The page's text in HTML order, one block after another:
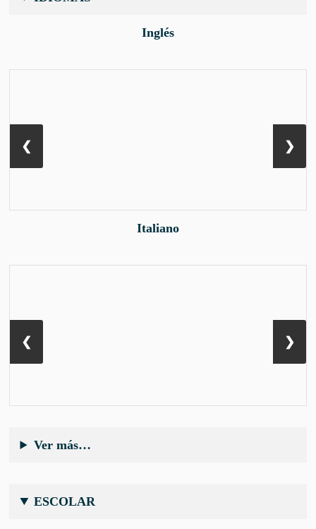
Inglés
❮ ❯
Italiano
❮ ❯
Ver más…
ESCOLAR